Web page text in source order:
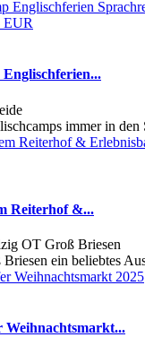
immer in den
Reiterhof &...
OT Groß Briesen
ein beliebtes
Weihnachtsmarkt...